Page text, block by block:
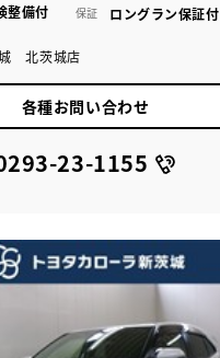
整備付 保証 ロングラン保証付
北茨城店
各種お問い合わせ
23-1155